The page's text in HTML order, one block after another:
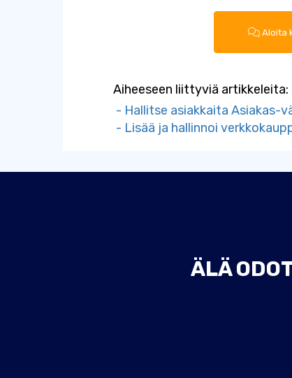
Aloita
Aiheeseen liittyviä artikkeleita:
- Hallitse asiakkaita Asiakas-
- Lisää ja hallinnoi
ÄLÄ